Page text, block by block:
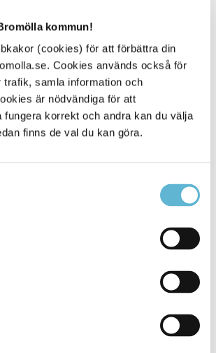
kommun!
(cookies) för att förbättra din
Cookies används också för
trafik, samla information och
är nödvändiga för att
fungera korrekt och andra kan du välja
finns de val du kan göra.
Veronica.
är det mellan sex och åtta personer
i gruppen flyter på bra och Veronicas
är att styra samtalet tillbaka till texten
med att hon eller någon i gruppen
från början till slut.
berättar Veronica.
Kommande tillfällen för Shared
den 16 april och torsdagen
på Kulturpunkten, avslutar Veronica.